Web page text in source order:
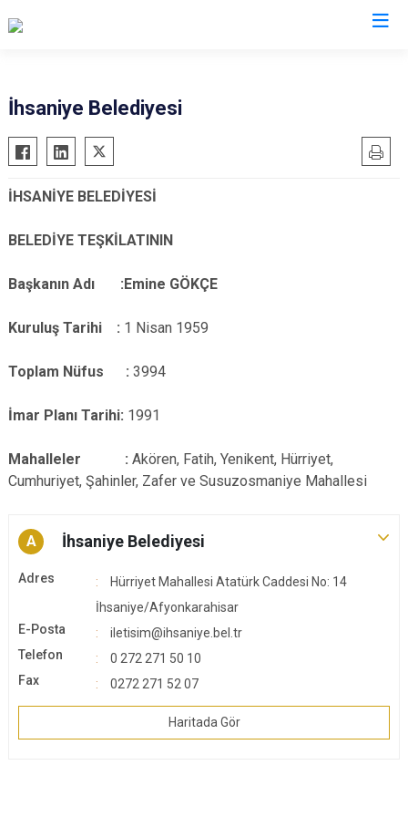
Başmakçı
Bayat
Bolvadin
Dazkırı
Evciler
Şuhut
İhsaniye Belediyesi
İHSANİYE BELEDİYESİ
BELEDİYE TEŞKİLATININ
Başkanın Adı :Emine GÖKÇE
Kuruluş Tarihi : 1 Nisan 1959
Toplam Nüfus : 3994
İmar Planı Tarihi: 1991
Mahalleler : Akören, Fatih, Yenikent, Hürriyet,
Cumhuriyet, Şahinler, Zafer ve Susuzosmaniye Mahallesi
A İhsaniye Belediyesi
Adres
Hürriyet Mahallesi Atatürk Caddesi No: 14
İhsaniye/Afyonkarahisar
E-Posta
iletisim@ihsaniye.bel.tr
Telefon
0 272 271 50 10
Fax
0272 271 52 07
Haritada Gör